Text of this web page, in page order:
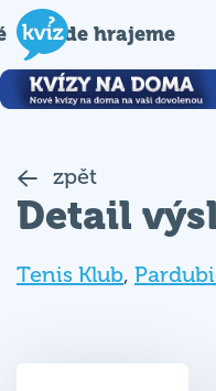
Kde hrajeme
zpět
Detail
Tenis Klub,